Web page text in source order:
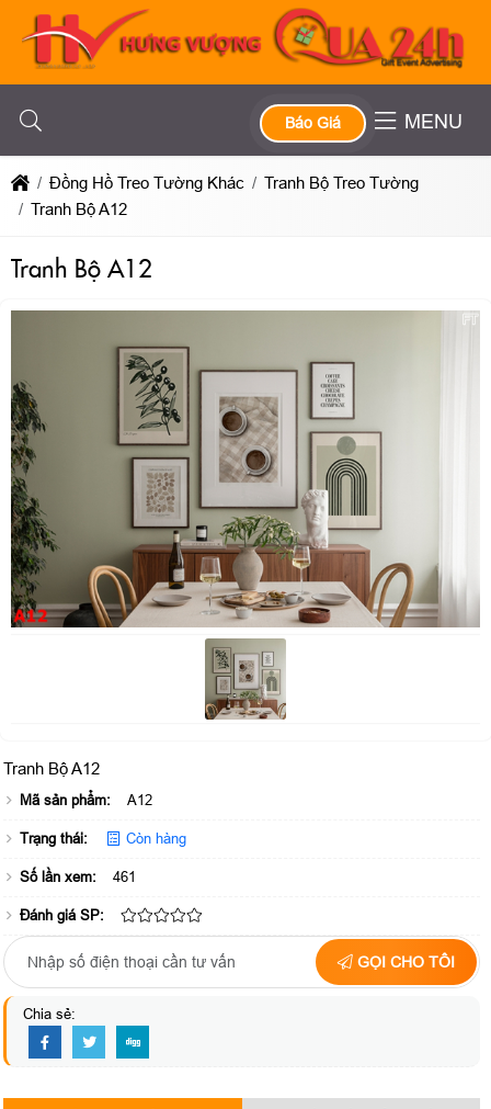
Báo Giá MENU
Đồng Hồ Treo Tường Khác
Tranh Bộ Treo Tường
Tranh Bộ A12
Tranh Bộ A12
Tranh Bộ A12
Mã sản phẩm: A12
Trạng thái: Còn hàng
Số lần xem: 461
Đánh giá SP:
GỌI CHO TÔI
Chia sẻ: